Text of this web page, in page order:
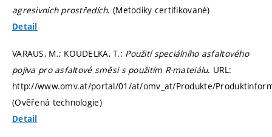
agresivních prostředích. (Metodiky certifikované)
Detail
VARAUS, M.; KOUDELKA, T.: Použití speciálního asfaltového
pojiva pro asfaltové směsi s použitím R-mateiálu. URL:
http://www.omv.at/portal/01/at/omv_at/Produkte/
(Ověřená technologie)
Detail